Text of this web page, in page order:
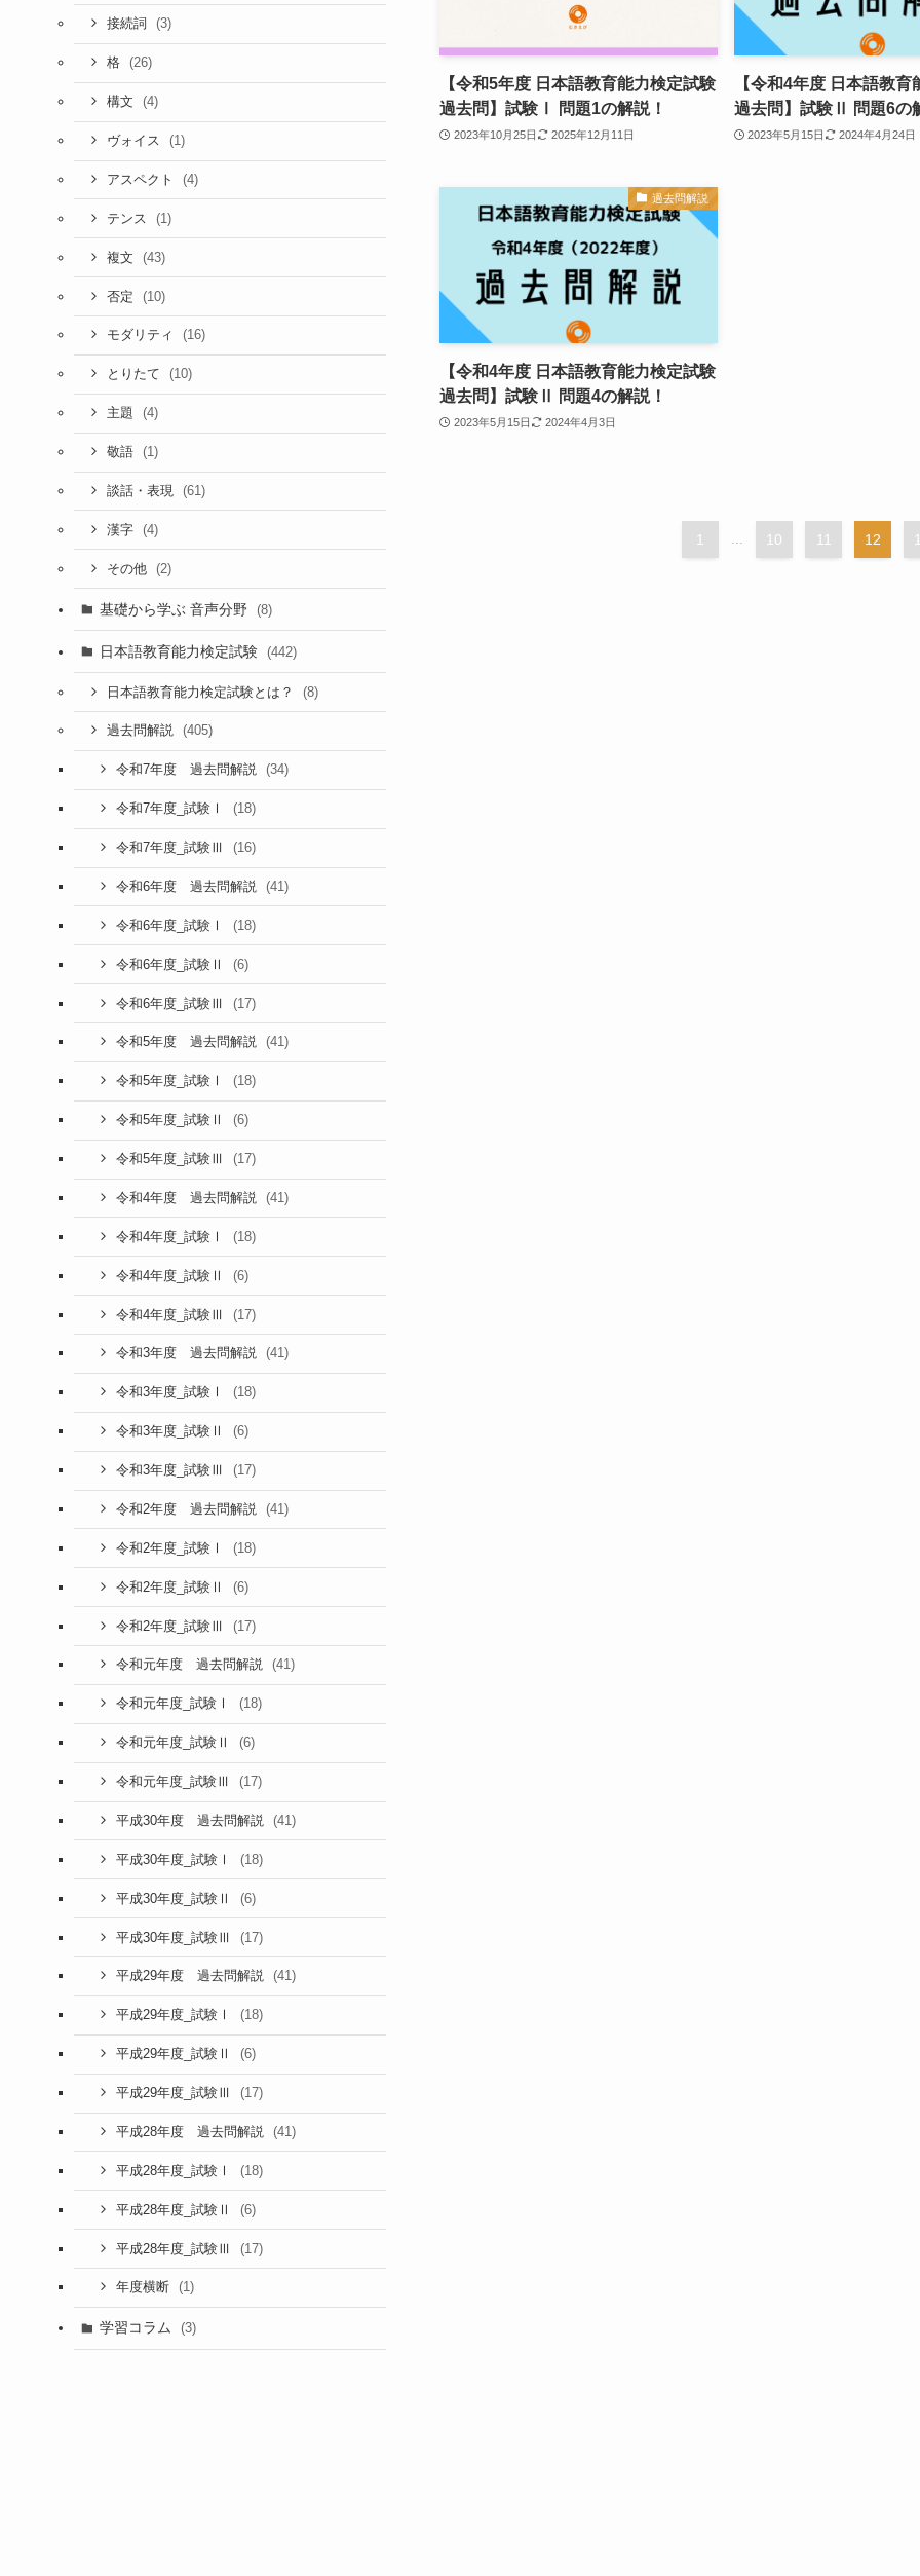
【令和5年度 日本語教育能力検定試験
過去問】試験Ⅰ 問題1の解説！
2023年10月25日 2025年12月11日
【令和4年度 日本語教育
過去問】試験Ⅱ 問題6の
2023年5月15日 2024年4月24日
過去問解説
【令和4年度 日本語教育能力検定試験
過去問】試験Ⅱ 問題4の解説！
2023年5月15日 2024年4月3日
1 10 11 12
接続詞 (3)
格 (26)
構文 (4)
ヴォイス (1)
アスペクト (4)
テンス (1)
複文 (43)
否定 (10)
モダリティ (16)
とりたて (10)
主題 (4)
敬語 (1)
談話・表現 (61)
漢字 (4)
その他 (2)
基礎から学ぶ 音声分野 (8)
日本語教育能力検定試験 (442)
日本語教育能力検定試験とは？ (8)
過去問解説 (405)
令和7年度 過去問解説 (34)
令和7年度_試験Ⅰ (18)
令和7年度_試験Ⅲ (16)
令和6年度 過去問解説 (41)
令和6年度_試験Ⅰ (18)
令和6年度_試験Ⅱ (6)
令和6年度_試験Ⅲ (17)
令和5年度 過去問解説 (41)
令和5年度_試験Ⅰ (18)
令和5年度_試験Ⅱ (6)
令和5年度_試験Ⅲ (17)
令和4年度 過去問解説 (41)
令和4年度_試験Ⅰ (18)
令和4年度_試験Ⅱ (6)
令和4年度_試験Ⅲ (17)
令和3年度 過去問解説 (41)
令和3年度_試験Ⅰ (18)
令和3年度_試験Ⅱ (6)
令和3年度_試験Ⅲ (17)
令和2年度 過去問解説 (41)
令和2年度_試験Ⅰ (18)
令和2年度_試験Ⅱ (6)
令和2年度_試験Ⅲ (17)
令和元年度 過去問解説 (41)
令和元年度_試験Ⅰ (18)
令和元年度_試験Ⅱ (6)
令和元年度_試験Ⅲ (17)
平成30年度 過去問解説 (41)
平成30年度_試験Ⅰ (18)
平成30年度_試験Ⅱ (6)
平成30年度_試験Ⅲ (17)
平成29年度 過去問解説 (41)
平成29年度_試験Ⅰ (18)
平成29年度_試験Ⅱ (6)
平成29年度_試験Ⅲ (17)
平成28年度 過去問解説 (41)
平成28年度_試験Ⅰ (18)
平成28年度_試験Ⅱ (6)
平成28年度_試験Ⅲ (17)
年度横断 (1)
学習コラム (3)